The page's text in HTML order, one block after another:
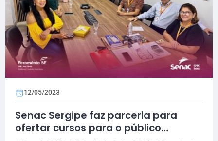
12/05/2023
Senac Sergipe faz parceria para
ofertar cursos para o público